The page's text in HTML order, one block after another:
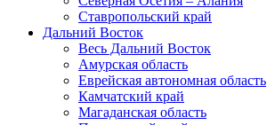
Ставропольский край
Дальний Восток
Весь Дальний Восток
Амурская область
Еврейская автономная область
Камчатский край
Магаданская область